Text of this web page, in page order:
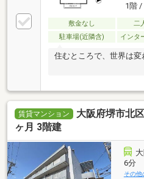
1階 /
敷金なし 二
駐車場(近隣含)
インタ
住むところで、世界は変
賃貸マンション
大阪府堺市北
ヶ月 3階建
6分
その他